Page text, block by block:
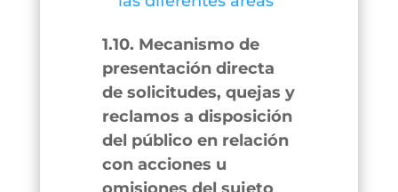
1.10. Mecanismo de
presentación directa
de solicitudes, quejas y
reclamos a disposición
del público en relación
con acciones u